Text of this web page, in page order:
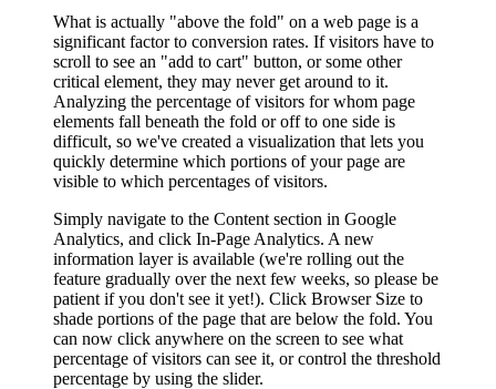
What is actually "above the fold" on a web page is a
significant factor to conversion rates. If visitors have to
scroll to see an "add to cart" button, or some other
critical element, they may never get around to it.
Analyzing the percentage of visitors for whom page
elements fall beneath the fold or off to one side is
difficult, so we've created a visualization that lets you
quickly determine which portions of your page are
visible to which percentages of visitors.
Simply navigate to the Content section in Google
Analytics, and click In-Page Analytics. A new
information layer is available (we're rolling out the
feature gradually over the next few weeks, so please be
patient if you don't see it yet!). Click Browser Size to
shade portions of the page that are below the fold. You
can now click anywhere on the screen to see what
percentage of visitors can see it, or control the threshold
percentage by using the slider.